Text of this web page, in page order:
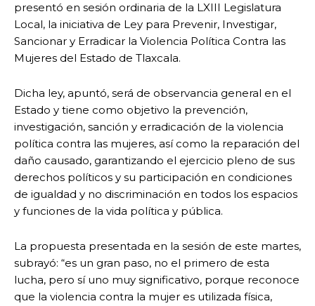
presentó en sesión ordinaria de la LXIII Legislatura
Local, la iniciativa de Ley para Prevenir, Investigar,
Sancionar y Erradicar la Violencia Política Contra las
Mujeres del Estado de Tlaxcala.
Dicha ley, apuntó, será de observancia general en el
Estado y tiene como objetivo la prevención,
investigación, sanción y erradicación de la violencia
política contra las mujeres, así como la reparación del
daño causado, garantizando el ejercicio pleno de sus
derechos políticos y su participación en condiciones
de igualdad y no discriminación en todos los espacios
y funciones de la vida política y pública.
La propuesta presentada en la sesión de este martes,
subrayó: “es un gran paso, no el primero de esta
lucha, pero sí uno muy significativo, porque reconoce
que la violencia contra la mujer es utilizada física,